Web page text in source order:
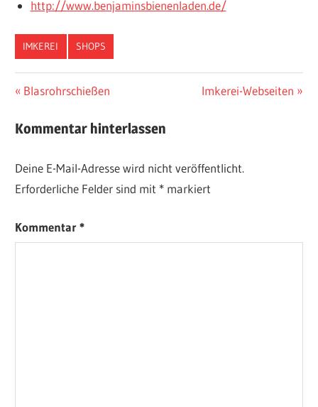
http://www.benjaminsbienenladen.de/
IMKEREI SHOPS
Beitragsnavigation
Vorheriger
Blasrohrschießen
Nächster
Imkerei-Webseiten
Kommentar hinterlassen
Deine E-Mail-Adresse wird nicht veröffentlicht.
Erforderliche Felder sind mit * markiert
Kommentar*